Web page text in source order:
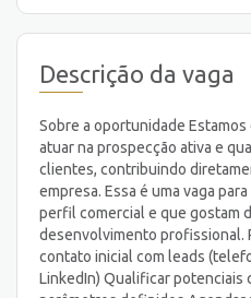
Descrição da vaga
Sobre a oportunidade Estamos
atuar na prospecção ativa e
clientes, contribuindo
empresa. Essa é uma vaga
perfil comercial e que gostam
desenvolvimento profissional.
contato inicial com leads
LinkedIn) Qualificar